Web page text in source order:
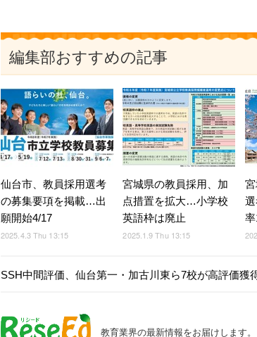
編集部おすすめの記事
仙台市、教員採用選考
の募集要項を掲載…出
願開始4/17
2025.4.3 Thu 13:15
宮城県の教員採用、加
点措置を拡大…小学校
英語枠は廃止
2025.1.9 Thu 13:15
率
SSH中間評価、仙台第一・加古川東ら7校が高評価獲
教育業界の最新情報をお届けします。